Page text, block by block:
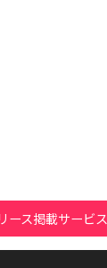
ース掲載サービス